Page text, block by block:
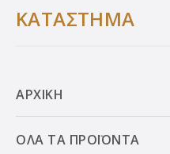
ΚΑΤΑΣΤΗΜΑ
ΑΡΧΙΚΗ
ΟΛΑ ΤΑ ΠΡΟΪΟΝΤΑ